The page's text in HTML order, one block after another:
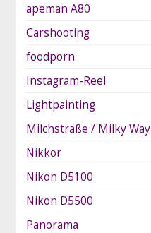
apeman A80
Carshooting
foodporn
Instagram-Reel
Lightpainting
Milchstraße / Milky Way
Nikkor
Nikon D5100
Nikon D5500
Panorama